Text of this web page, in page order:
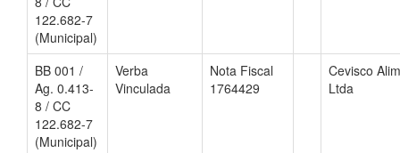
122.682-7
(Municipal)
BB 001 /
Ag. 0.413-
8 / CC
122.682-7
(Municipal)
Verba
Vinculada
Nota Fiscal
1764429
Cevisco
Ltda